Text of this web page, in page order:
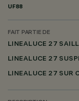
UF88
FAIT PARTIE DE
LINEALUCE 27
LINEALUCE 27
LINEALUCE 27 SUR